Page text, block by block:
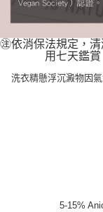
㊟依消保法規定，
用七天鑑
洗衣精懸浮沉澱物因
5-15%